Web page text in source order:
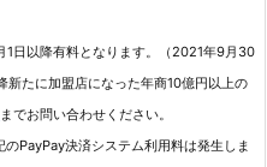
1日以降有料となります。（2021年9月30
たに加盟店になった年商10億円以上の
までお問い合わせください。
PayPay決済システム利用料は発生しま